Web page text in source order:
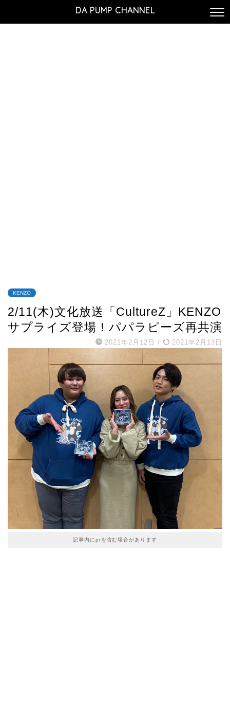
DA PUMP CHANNEL
KENZO
2/11(木)文化放送「CultureZ」KENZO
サプライズ登場！パパラピーズ再共演
2021年2月12日 / 2021年2月13日
記事内にprを含む場合があります